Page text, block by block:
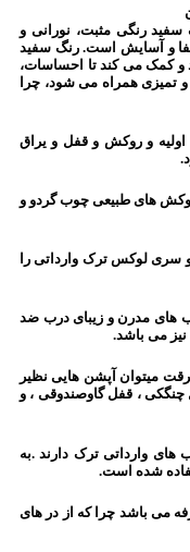
رنگی مثبت، نورانی و
و آسایش است. رنگ سفید
و کمک می کند تا احساسات،
و تمیزی همراه می شود، چرا
و روکش و قفل و یراق
های طبیعی چوب گردو و
سری لوکس ترک وارداتی را
های مدرن و زیبای درب ضد
می باشد.
میتوان آپشن هایی نظیر
، قفل گاوصندوقی ، و
وارداتی ترک دارند .به
شده است.
می باشد چرا که از در های